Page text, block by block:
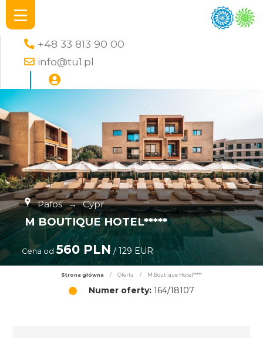
+48 33 813 90 00
info@tu1.pl
Pafos → Cypr
M BOUTIQUE HOTEL*****
Cena od 560 PLN / 129 EUR
Strona główna / Oferta / M Boutique Hotel*****
Numer oferty: 164/18107